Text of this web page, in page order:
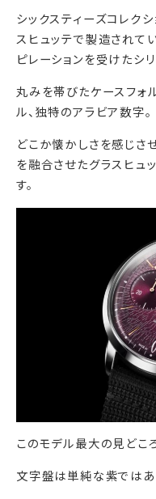
シックスティーズコレク
スヒュッテで製造されて
ピレーションを受けたシリ
丸みを帯びたケースフォ
ル、 独特のアラビア数字。
どこか懐かしさを感じさ
を融合させたグラスヒュッ
す。
このモデル最大の見どこ
文字盤は単純な紫ではあ